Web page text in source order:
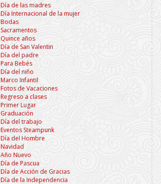
Día de las madres
Día Internacional de la mujer
Bodas
Sacramentos
Quince años
Día de San Valentin
Día del padre
Para Bebés
Día del niño
Marco Infantil
Fotos de Vacaciones
Regreso a clases
Primer Lugar
Graduación
Día del trabajo
Eventos Steampunk
Día del Hombre
Navidad
Año Nuevo
Día de Pascua
Día de Acción de Gracias
Día de la Independencia